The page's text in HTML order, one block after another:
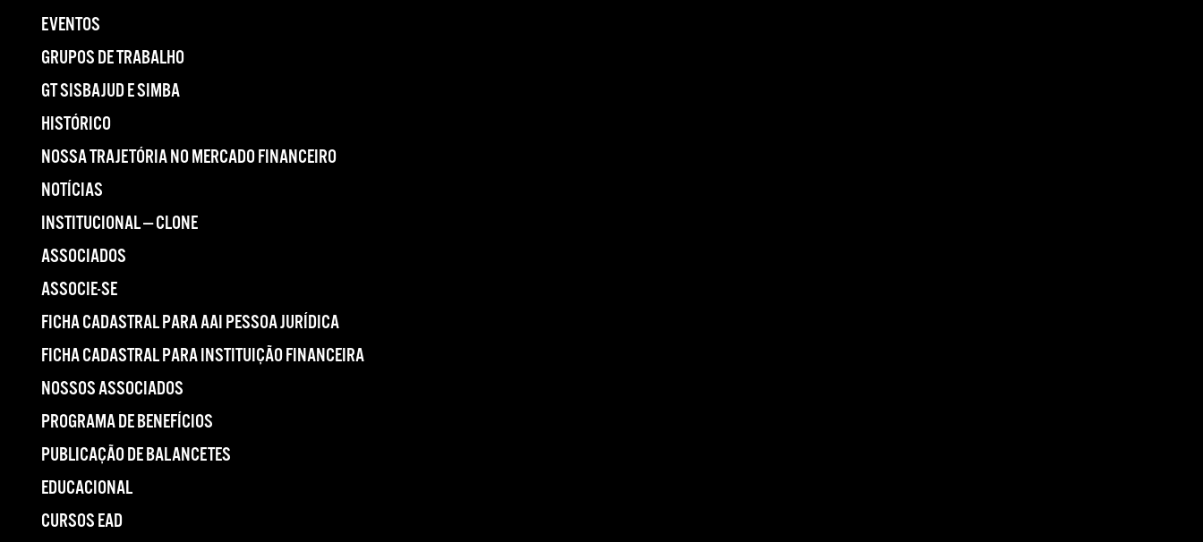
EVENTOS
GRUPOS DE TRABALHO
GT SISBAJUD E SIMBA
HISTÓRICO
NOSSA TRAJETÓRIA NO MERCADO FINANCEIRO
NOTÍCIAS
INSTITUCIONAL — CLONE
ASSOCIADOS
ASSOCIE-SE
FICHA CADASTRAL PARA AAI PESSOA JURÍDICA
FICHA CADASTRAL PARA INSTITUIÇÃO FINANCEIRA
NOSSOS ASSOCIADOS
PROGRAMA DE BENEFÍCIOS
PUBLICAÇÃO DE BALANCETES
EDUCACIONAL
CURSOS EAD